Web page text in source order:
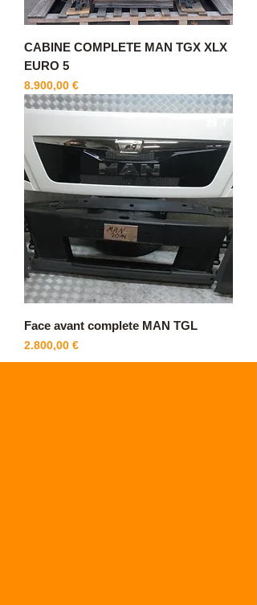
CABINE COMPLETE MAN TGX XLX
EURO 5
Cijena
8.900,00 €
Face avant complete MAN TGL
Cijena
2.800,00 €